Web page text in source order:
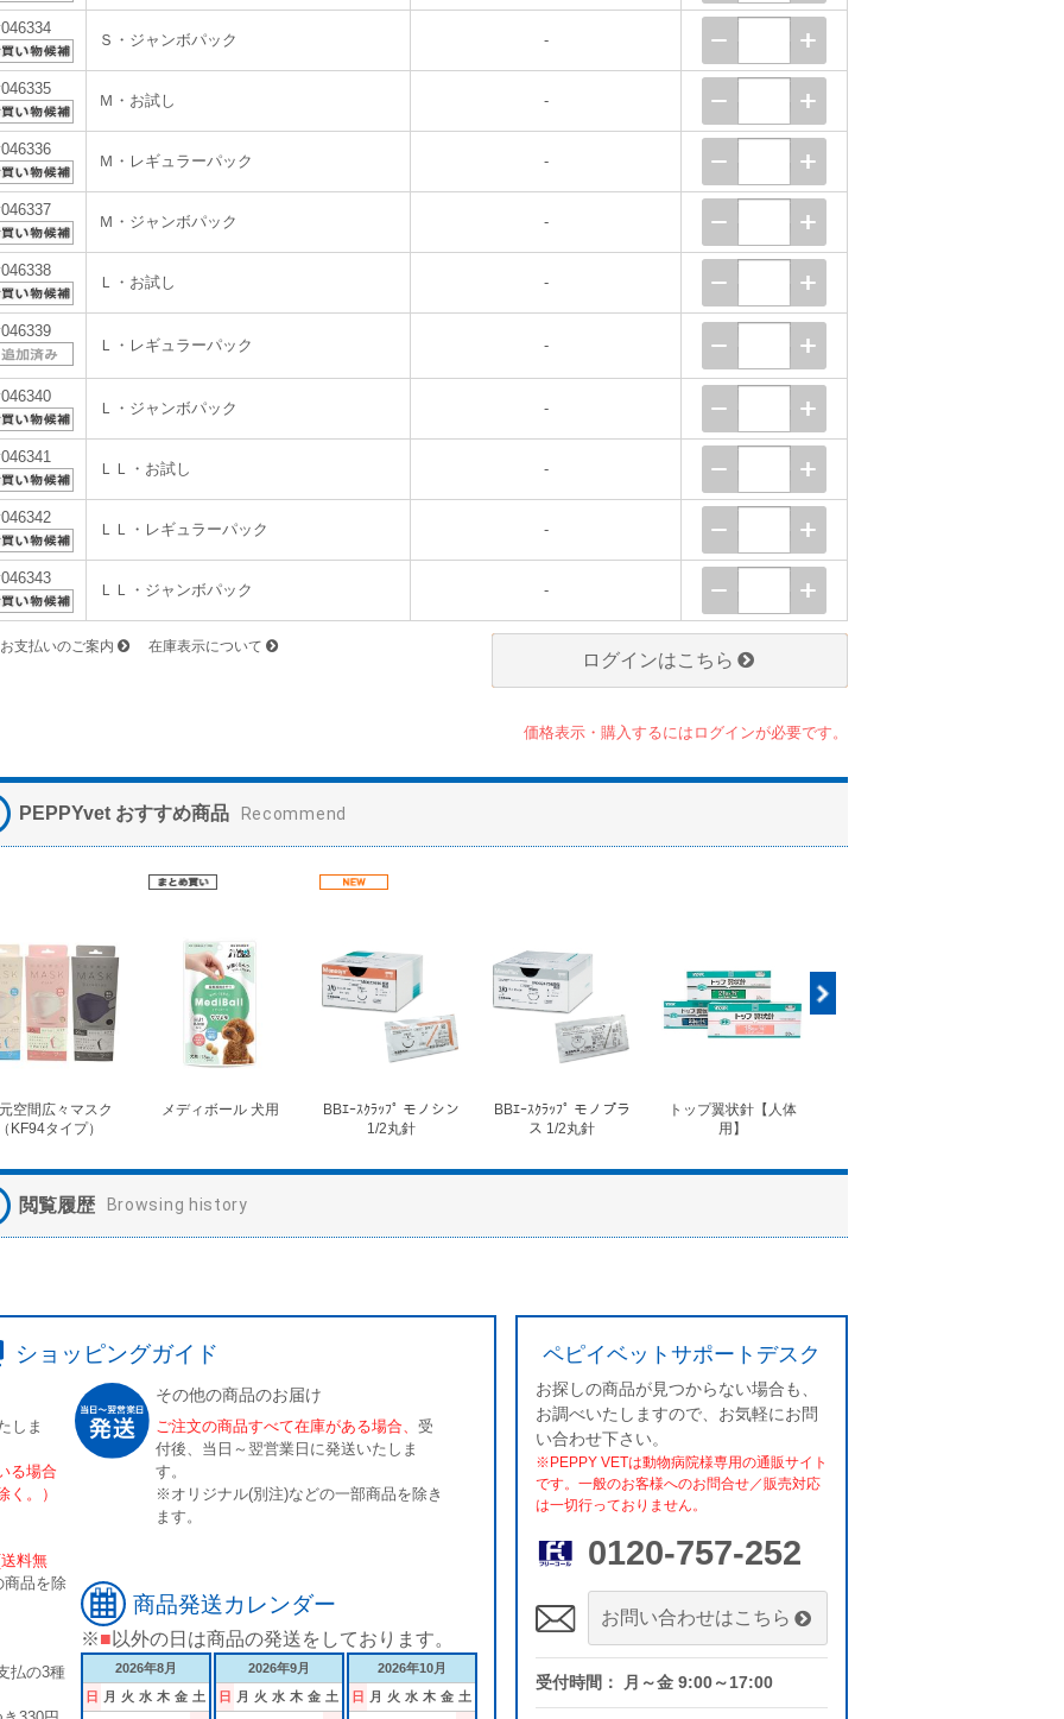
Ｓ・ジャンボパック -
Ｍ・お試し -
Ｍ・レギュラーパック -
Ｍ・ジャンボパック -
Ｌ・お試し -
Ｌ・レギュラーパック
-
Ｌ・ジャンボパック -
ＬＬ・お試し -
ＬＬ・レギュラーパック -
ＬＬ・ジャンボパック -
支払いのご案内 在庫表示について
ログインはこちら
価格表示・購入するにはログインが必要です。
PEPPYvet おすすめ商品 Recommend
空間広々マスク
KF94タイプ）
メディボール 犬用
BBｴｰｽｸﾗｯﾌﾟ モノシン
1/2丸針
BBｴｰｽｸﾗｯﾌﾟ モノプラ
ス 1/2丸針
トップ翼状針【人体
用】
閲覧履歴 Browsing history
ショッピングガイド
しま
る場合
。）
料無
品を除
払の3種
その他の商品のお届け
ご注文の商品すべて在庫がある場合、 受
付後、当日～翌営業日に発送いたしま
す。
※オリジナル(別注)などの一部商品を除き
ます。
商品発送カレンダー
※■ 以外の日は商品の発送をしております。
2026年8月
日
月 火 水 木 金 土
2026年9月
日
月 火 水 木 金 土
2026年10月
日
月 火 水 木 金 土
ペピイベットサポートデスク
お探しの商品が見つからない場合も、
お調べいたしますので、お気軽にお問
い合わせ下さい。
※PEPPY VETは動物病院様専用の通販サイト
です。一般のお客様へのお問合せ／販売対応
は一切行っておりません。
0120-757-252
お問い合わせはこちら
受付時間： 月～金 9:00～17:00